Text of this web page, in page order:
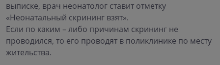
выписке, врач неонатолог ставит отметку
«Неонатальный скрининг взят».
Если по каким – либо причинам скрининг не
проводился, то его проводят в поликлинике по месту
жительства.